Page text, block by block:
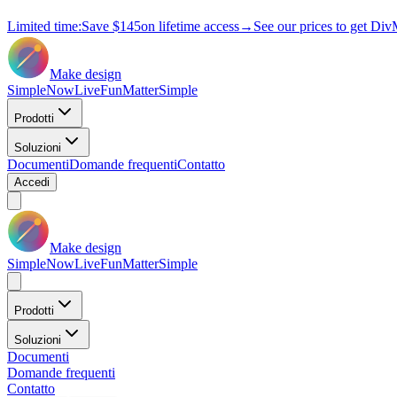
Limited time:Save $145on lifetime access→ See our prices to get
Make design
SimpleNowLiveFunMatterSimple
Prodotti
Soluzioni
DocumentiDomande frequentiContatto
Accedi
Make design
SimpleNowLiveFunMatterSimple
Prodotti
Soluzioni
Documenti
Domande frequenti
Contatto